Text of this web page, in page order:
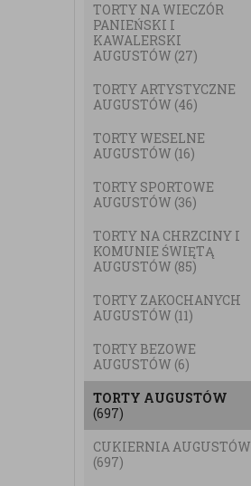
TORTY NA WIECZÓR
PANIEŃSKI I
KAWALERSKI
AUGUSTÓW (27)
TORTY ARTYSTYCZNE
AUGUSTÓW (46)
TORTY WESELNE
AUGUSTÓW (16)
TORTY SPORTOWE
AUGUSTÓW (36)
TORTY NA CHRZCINY I
KOMUNIE ŚWIĘTĄ
AUGUSTÓW (85)
TORTY ZAKOCHANYCH
AUGUSTÓW (11)
TORTY BEZOWE
AUGUSTÓW (6)
TORTY AUGUSTÓW
(697)
CUKIERNIA AUGUSTÓW
(697)